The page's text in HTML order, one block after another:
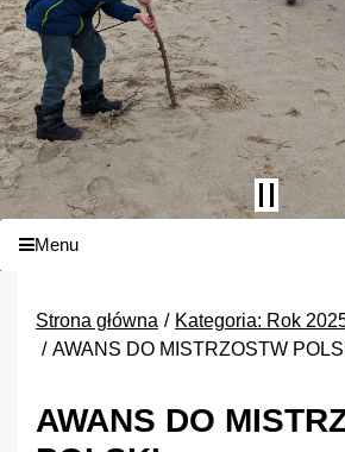
Menu
Strona główna
Kategoria: Rok
AWANS DO MISTRZOSTW
AWANS DO